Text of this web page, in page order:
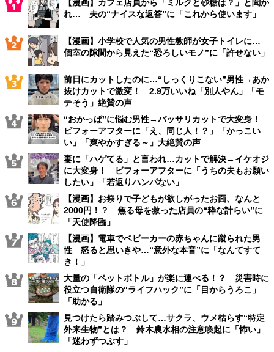
【漫画】カフェ店員から「ミルクと砂糖は？」と聞か
れ… 夫の“ナイスな返答”に「これから使います」
【漫画】小学校で人気の男性教師が女子トイレに…
個室の隙間から見えた“恐ろしいモノ”に「許せない」
前日にカットしたのに…“しっくりこない”男性→あか
抜けカットで激変！ 2.9万いいね「別人やん」「モ
テそう」絶賛の声
“おかっぱ”に悩む男性→バッサリカットで大変身！
ビフォーアフターに「え、同じ人！？」「かっこい
い」「爽やかすぎる～」大絶賛の声
妻に「ハゲてる」と言われ…カットで解決→イケオジ
に大変身！ ビフォーアフターに「うちの夫もお願い
したい」「若返りハンパない」
【漫画】お祭りで子どもが欲しがったお面、なんと
2000円！？ 焦る母を救った店員の“粋な計らい”に
「天使降臨」
【漫画】電車でベビーカーの赤ちゃんに蹴られた男
性 怒ると思いきや…“意外な本音”に「なんてすて
き！」
大量の「ペットボトル」が楽に運べる！？ 災害時に
役立つ自衛隊の“ライフハック”に「目からうろこ」
「助かる」
見つけたら踏みつぶして…サクラ、ウメ枯らす“特定
外来生物”とは？ 鈴木農水相の注意喚起に「怖い」
「迷わずつぶす」